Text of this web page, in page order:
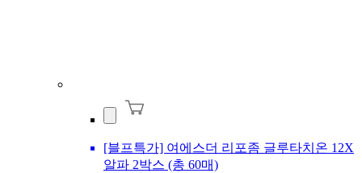
[블프특가] 여에스더 리포좀 글루타치온 12X
알파 2박스 (총 60매)